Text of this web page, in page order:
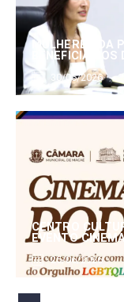
MULHERES DA
30/06/2026
CENTRO
EVENTO
25/06/2026